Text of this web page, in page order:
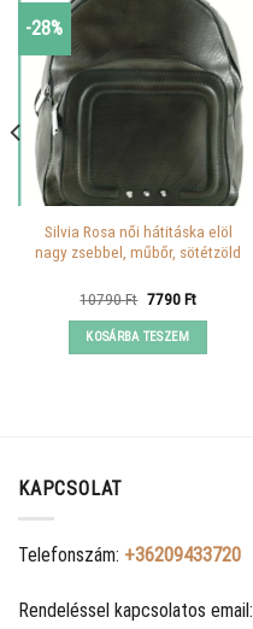
-28%
Silvia Rosa női hátitáska elöl
nagy zsebbel, műbőr, sötétzöld
10790Ft Original
was:
10790 Ft.
7790FtCurrent
KOSÁRBA TESZEM
KAPCSOLAT
Telefonszám: +36209433720
Rendeléssel kapcsolatos email: